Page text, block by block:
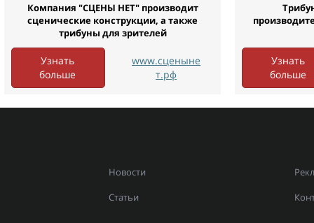
Компания "СЦЕНЫ НЕТ" производит
сценические конструкции, а также
трибуны для зрителей
Узнать
больше
www.сценыне
т.рф
Узнать
больше
Новости
Статьи